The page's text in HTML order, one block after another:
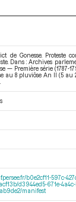
de Gonesse. Proteste
Dans : Archives
— Première série (1787-
au 8 pluviôse An II (5 au
b0e2cf11-597c-
d3944ed5-671e-
manifest